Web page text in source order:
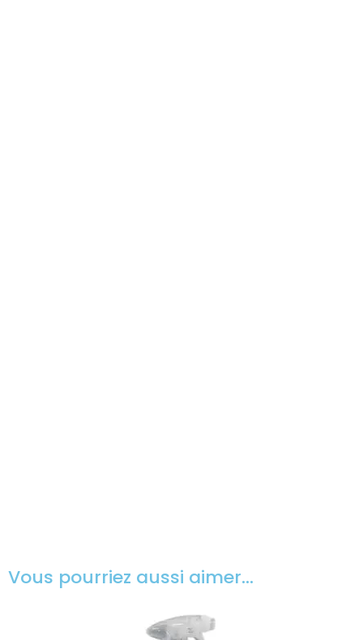
Vous pourriez aussi aimer…